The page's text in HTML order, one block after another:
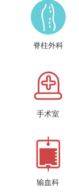
脊柱外科
手术室
输血科